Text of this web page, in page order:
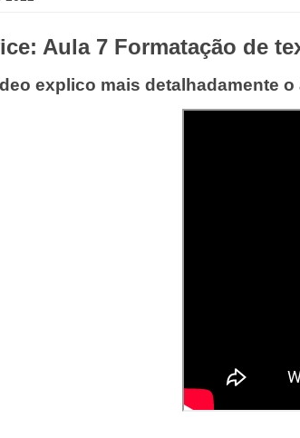
Aula 7 Formatação de
explico mais detalhadamente